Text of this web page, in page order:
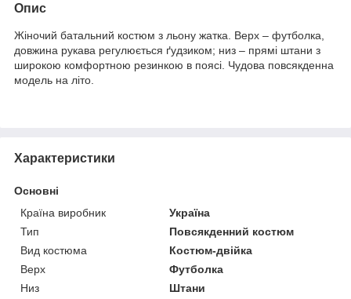
Опис
Жіночий батальний костюм з льону жатка. Верх – футболка,
довжина рукава регулюється ґудзиком; низ – прямі штани з
широкою комфортною резинкою в поясі. Чудова повсякденна
модель на літо.
Характеристики
Основні
Країна виробник
Україна
Тип
Повсякденний костюм
Вид костюма
Костюм-двійка
Верх
Футболка
Низ
Штани